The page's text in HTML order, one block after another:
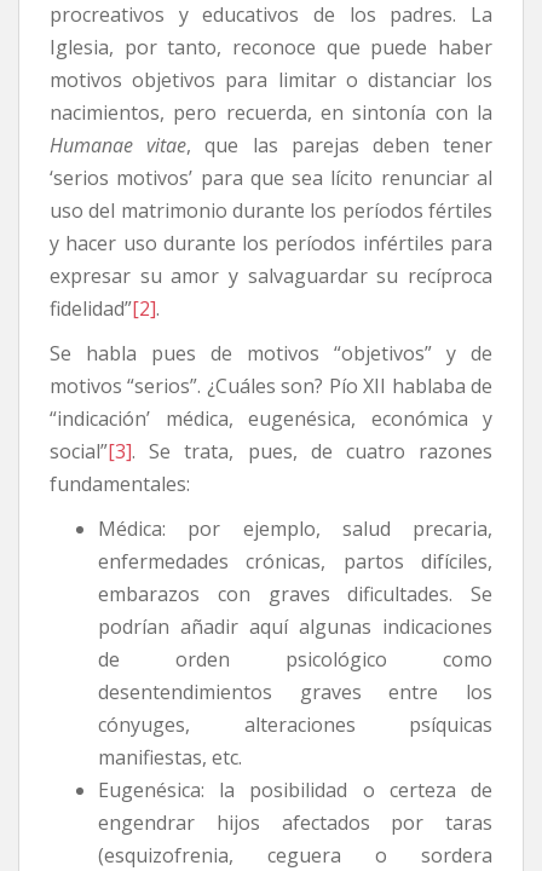
procreativos y educativos de los padres. La
Iglesia, por tanto, reconoce que puede haber
motivos objetivos para limitar o distanciar los
nacimientos, pero recuerda, en sintonía con la
Humanae vitae, que las parejas deben tener
‘serios motivos’ para que sea lícito renunciar al
uso del matrimonio durante los períodos fértiles
y hacer uso durante los períodos infértiles para
expresar su amor y salvaguardar su recíproca
fidelidad”[2].
Se habla pues de motivos “objetivos” y de
motivos “serios”. ¿Cuáles son? Pío XII hablaba de
“indicación’ médica, eugenésica, económica y
social”[3]. Se trata, pues, de cuatro razones
fundamentales:
Médica: por ejemplo, salud precaria,
enfermedades crónicas, partos difíciles,
embarazos con graves dificultades. Se
podrían añadir aquí algunas indicaciones
de orden psicológico como
desentendimientos graves entre los
cónyuges, alteraciones psíquicas
manifiestas, etc.
Eugenésica: la posibilidad o certeza de
engendrar hijos afectados por taras
(esquizofrenia, ceguera o sordera